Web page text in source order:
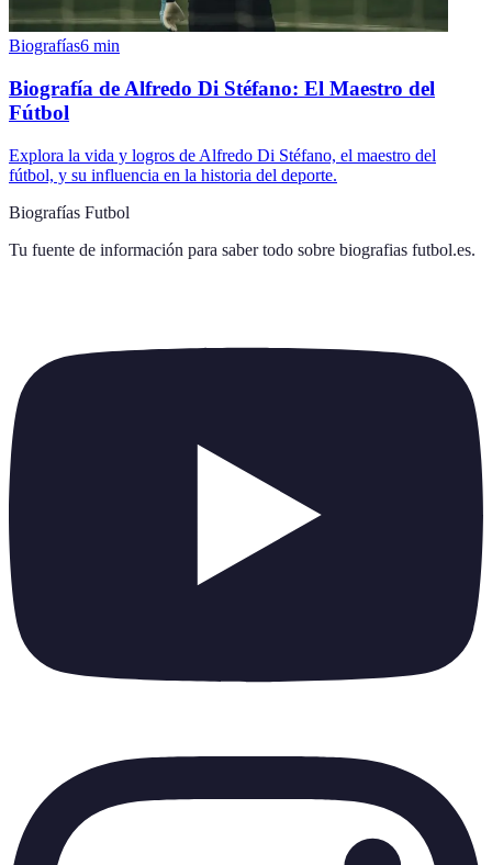
Biografías6 min
Biografía de Alfredo Di Stéfano: El Maestro del
Fútbol
Explora la vida y logros de Alfredo Di Stéfano, el maestro del
fútbol, y su influencia en la historia del deporte.
Biografías Futbol
Tu fuente de información para saber todo sobre biografias futbol.es.